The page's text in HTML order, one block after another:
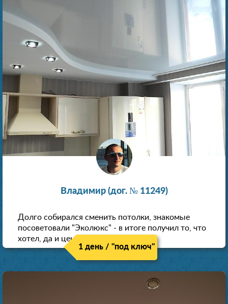
Владимир (дог. № 11249)
Долго собирался сменить потолки, знакомые
посоветовали "Эколюкс" - в итоге получил то, что
хотел, да и цена нормальная.
1 день / "под ключ"